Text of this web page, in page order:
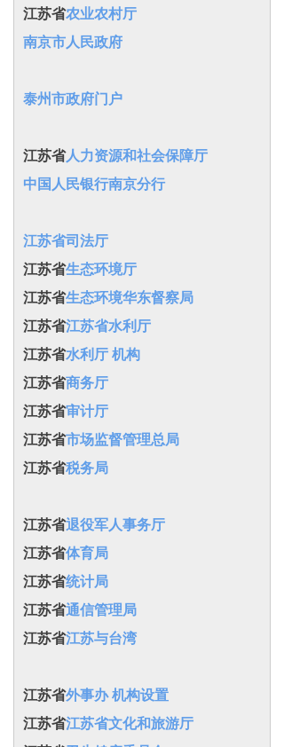
江苏省农业农村厅
南京市人民政府
泰州市政府门户
江苏省人力资源和社会保障厅
中国人民银行南京分行
江苏省司法厅
江苏省生态环境厅
江苏省生态环境华东督察局
江苏省江苏省水利厅
江苏省水利厅 机构
江苏省商务厅
江苏省审计厅
江苏省市场监督管理总局
江苏省税务局
江苏省退役军人事务厅
江苏省体育局
江苏省统计局
江苏省通信管理局
江苏省江苏与台湾
江苏省外事办 机构设置
江苏省江苏省文化和旅游厅